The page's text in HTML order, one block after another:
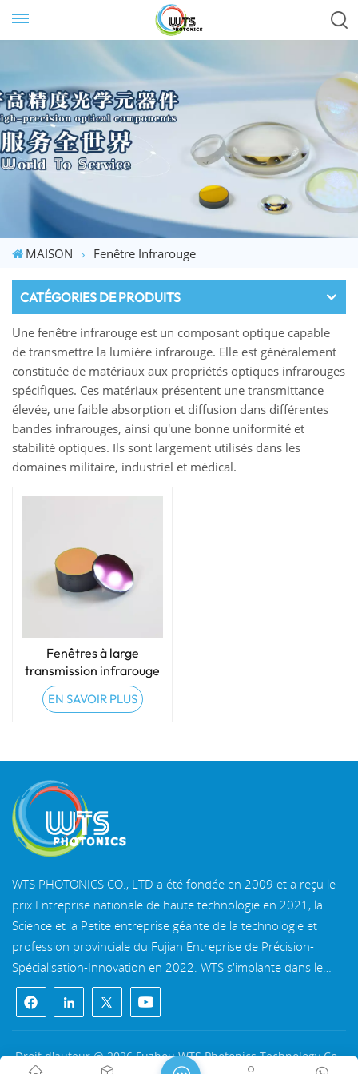
MAISON Fenêtre Infrarouge
CATÉGORIES DE PRODUITS
Une fenêtre infrarouge est un composant optique capable
de transmettre la lumière infrarouge. Elle est généralement
constituée de matériaux aux propriétés optiques infrarouges
spécifiques. Ces matériaux présentent une transmittance
élevée, une faible absorption et diffusion dans différentes
bandes infrarouges, ainsi qu'une bonne uniformité et
stabilité optiques. Ils sont largement utilisés dans les
domaines militaire, industriel et médical.
Fenêtres à large
transmission infrarouge
EN SAVOIR PLUS
WTS PHOTONICS CO., LTD a été fondée en 2009 et a reçu le
prix Entreprise nationale de haute technologie en 2021, la
Science et la Petite entreprise géante de la technologie et
profession provinciale du Fujian Entreprise de Précision-
Spécialisation-Innovation en 2022. WTS s'implante dans le
belle ville côtière du sud-est, Fuzhou, une célèbre ville optique
en Chine. WTS dispose de 11 000 mètres carrés de
bâtiments d'usine standardisés, un groupe d'un personnel
technique qualifié et d'un système de traitement optique
Droit d'auteur @ 2026 Fuzhou WTS Photonics Technology Co.,